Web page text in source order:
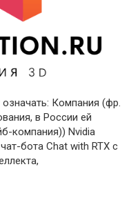
Компания (фр.
в России ей
компания)) Nvidia
бота Chat with RTX с